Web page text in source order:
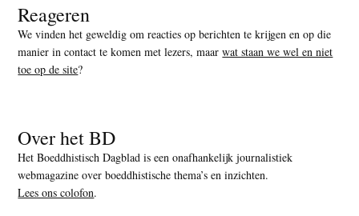
Reageren
We vinden het geweldig om reacties op berichten te krijgen en op die
manier in contact te komen met lezers, maarwat staan we wel en niet
toe op de site?
Over het BD
Het Boeddhistisch Dagblad is een onafhankelijk journalistiek
webmagazine over boeddhistische thema’s en inzichten.
Lees ons colofon.